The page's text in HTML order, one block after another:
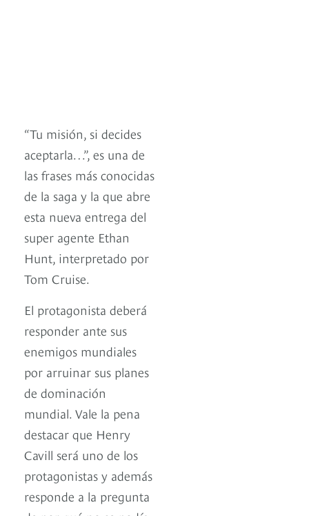
“Tu misión, si decides
aceptarla…”, es una de
las frases más conocidas
de la saga y la que abre
esta nueva entrega del
super agente Ethan
Hunt, interpretado por
Tom Cruise.
El protagonista deberá
responder ante sus
enemigos mundiales
por arruinar sus planes
de dominación
mundial. Vale la pena
destacar que Henry
Cavill será uno de los
protagonistas y además
responde a la pregunta